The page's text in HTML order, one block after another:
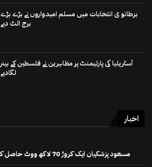
برطانو ی انتخابات میں مسلم امیدواروں نے بڑے بڑے
برج الٹ دیے
آسٹریلیا کی پارلیمنٹ پر مظاہرین نے فلسطین کے بینر
لگادیے
اخبار
مسعود پزشکیان ایک کروڑ 70 لاکھ ووٹ حاصل کرکے ایران کے صدر بن گئے